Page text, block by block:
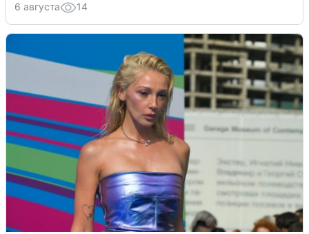
6 августа 14